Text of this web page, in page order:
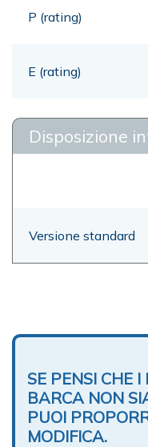
P (rating)
E (rating)
Disposizione
Versione standard
SE PENSI CHE
BARCA NON
PUOI
MODIFICA.